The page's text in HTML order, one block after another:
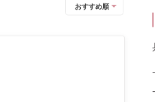
おすすめ順